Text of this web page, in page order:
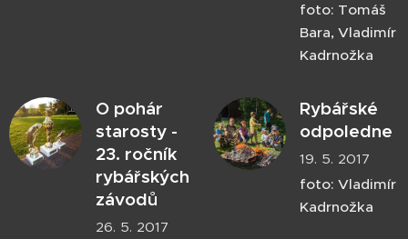
foto: Tomáš
Bara, Vladimír
Kadrnožka
O pohár
starosty -
23. ročník
rybářských
závodů
26. 5. 2017
Rybářské
odpoledne
19. 5. 2017
foto: Vladimír
Kadrnožka